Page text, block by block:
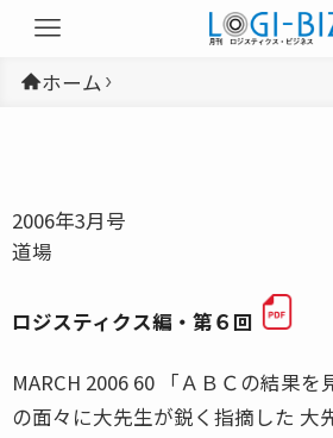
ホーム
2006年3月号
道場
ロジスティクス編・第６回
MARCH 2006 60 「ＡＢＣの結果
の面々に大先生が鋭く指摘した 大